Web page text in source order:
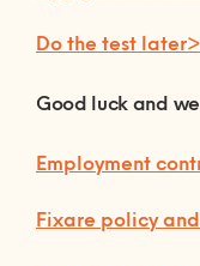
Do the test
Good luck and
Employment
Fixare policy